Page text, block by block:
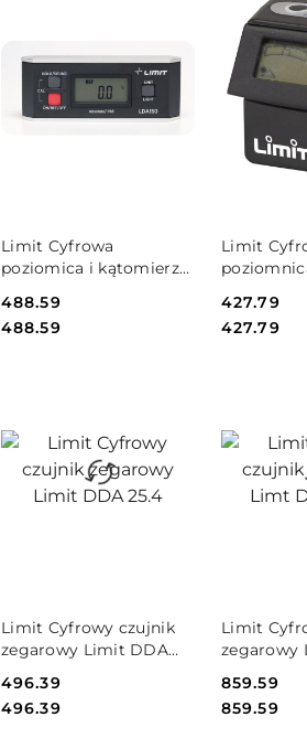
Limit Cyfrowa
poziomica i kątomierz
Cena:
488.59
Cena:
488.59
DO KOSZYKA
Limit
Cena:
427.79
Cena:
427.79
Limit Cyfrowy czujnik
zegarowy Limit DDA
Cena:
496.39
Cena:
496.39
DO KOSZYKA
Limit
zegarowy
Cena:
859.59
Cena:
859.59